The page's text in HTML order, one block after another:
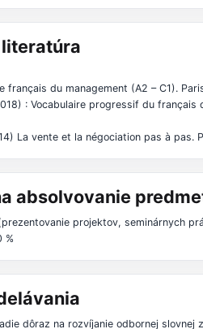
français du management (A2 – C1).
: Vocabulaire progressif du
La vente et la négociation pas à pas.
absolvovanie
projektov, seminárnych
%
dôraz na rozvíjanie odbornej